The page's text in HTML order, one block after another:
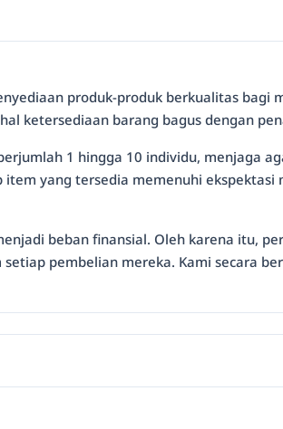
produk-produk berkualitas bagi
ketersediaan barang bagus dengan
1 hingga 10 individu, menjaga
yang tersedia memenuhi ekspektasi
beban finansial. Oleh karena itu,
pembelian mereka. Kami secara